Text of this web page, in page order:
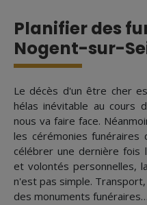
Planifier des
Nogent-sur-
Le décès d'un être cher
hélas inévitable au cours
nous va faire face.
les cérémonies funéraires
célébrer une dernière fois
et volontés personnelles,
n'est pas simple.
des monuments